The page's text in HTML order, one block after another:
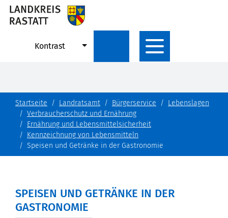
Kontrast
Startseite Landratsamt Bürgerservice
Lebenslagen
Verbraucherschutz und Ernährung
Ernährung und Lebensmittelsicherheit
Kennzeichnung von Lebensmitteln
Speisen und Getränke in der Gastronomie
SPEISEN UND GETRÄNKE IN DER
GASTRONOMIE